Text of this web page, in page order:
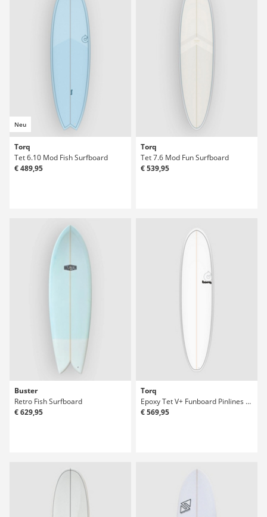
Neu
Torq
Tet 6.10 Mod Fish Surfboard
€ 489,95
Torq
Tet 7.6 Mod Fun Surfboard
€ 539,95
Buster
Retro Fish Surfboard
€ 629,95
Torq
Epoxy Tet V+ Funboard Pinlines 7'8 Surfboard
€ 569,95